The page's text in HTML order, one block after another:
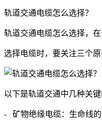
轨道交通电缆怎么选择？
轨道交通电缆怎么选择，
选择电缆时，要关注三个
以下是轨道交通中几种关
- 矿物绝缘电缆：生命线